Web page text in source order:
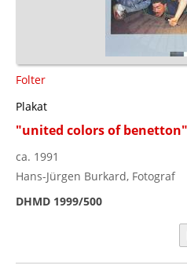
Folter
Plakat
"united colors of benetton"
ca. 1991
Hans-Jürgen Burkard, Fotograf
DHMD 1999/500